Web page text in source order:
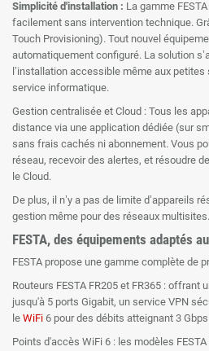
Simplicité d'installation : La gamme
facilement sans intervention technique.
Touch Provisioning). Tout nouvel
automatiquement configuré. La solution
l’installation accessible même aux
service informatique.
Gestion centralisée et Cloud : Tous les
distance via une application dédiée (sur
sans frais cachés ni abonnement. Vous
réseau, recevoir des alertes, et résoudre
le Cloud.
De plus, il n’y a pas de limite d’appareils
gestion même pour des réseaux multisites.
FESTA, des équipements adaptés
FESTA propose une gamme complète de
Routeurs FESTA FR205 et FR365 : offrant
jusqu'à 5 ports Gigabit, un service VPN
le WiFi 6 pour des débits atteignant 3
Points d'accès WiFi 6 : les modèles